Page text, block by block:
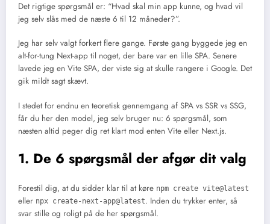
Det rigtige spørgsmål er: “Hvad skal min app kunne, og hvad vil
jeg selv slås med de næste 6 til 12 måneder?”.
Jeg har selv valgt forkert flere gange. Første gang byggede jeg en
alt-for-tung Next-app til noget, der bare var en lille SPA. Senere
lavede jeg en Vite SPA, der viste sig at skulle rangere i Google. Det
gik mildt sagt skævt.
I stedet for endnu en teoretisk gennemgang af SPA vs SSR vs SSG,
får du her den model, jeg selv bruger nu: 6 spørgsmål, som
næsten altid peger dig ret klart mod enten Vite eller Next.js.
1. De 6 spørgsmål der afgør dit valg
Forestil dig, at du sidder klar til at køre npm create vite@latest
eller npx create-next-app@latest. Inden du trykker enter, så
svar stille og roligt på de her spørgsmål.